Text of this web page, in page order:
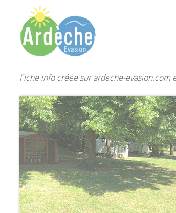
Fiche info créée sur ardeche-evasion.com